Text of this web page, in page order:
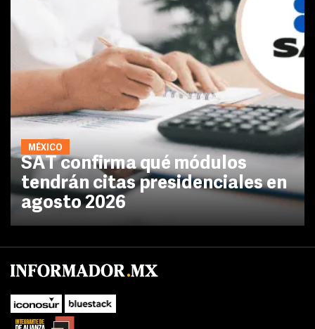
MÉXICO
SAT confirma qué módulos
tendrán citas presidenciales en
agosto 2026